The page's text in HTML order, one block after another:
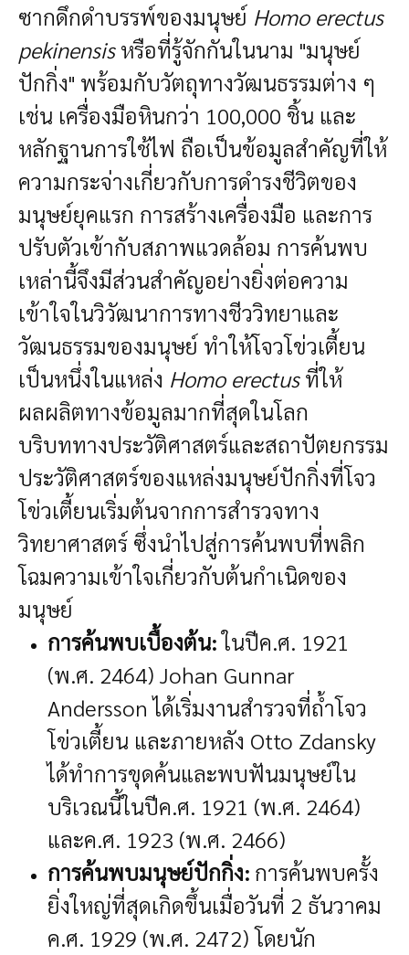
ซากดึกดำบรรพ์ของมนุษย์ Homo erectus
pekinensisหรือที่รู้จักกันในนาม "มนุษย์
ปักกิ่ง" พร้อมกับวัตถุทางวัฒนธรรมต่าง ๆ
เช่น เครื่องมือหินกว่า 100,000 ชิ้น และ
หลักฐานการใช้ไฟ ถือเป็นข้อมูลสำคัญที่ให้
ความกระจ่างเกี่ยวกับการดำรงชีวิตของ
มนุษย์ยุคแรก การสร้างเครื่องมือ และการ
ปรับตัวเข้ากับสภาพแวดล้อม การค้นพบ
เหล่านี้จึงมีส่วนสำคัญอย่างยิ่งต่อความ
เข้าใจในวิวัฒนาการทางชีววิทยาและ
วัฒนธรรมของมนุษย์ ทำให้โจวโข่วเตี้ยน
เป็นหนึ่งในแหล่ง Homo erectusที่ให้
ผลผลิตทางข้อมูลมากที่สุดในโลก
บริบททางประวัติศาสตร์และสถาปัตยกรรม
ประวัติศาสตร์ของแหล่งมนุษย์ปักกิ่งที่โจว
โข่วเตี้ยนเริ่มต้นจากการสำรวจทาง
วิทยาศาสตร์ ซึ่งนำไปสู่การค้นพบที่พลิก
โฉมความเข้าใจเกี่ยวกับต้นกำเนิดของ
มนุษย์
การค้นพบเบื้องต้น:ในปีค.ศ. 1921
(พ.ศ. 2464) Johan Gunnar
Andersson ได้เริ่มงานสำรวจที่ถ้ำโจว
โข่วเตี้ยน และภายหลัง Otto Zdansky
ได้ทำการขุดค้นและพบฟันมนุษย์ใน
บริเวณนี้ในปีค.ศ. 1921 (พ.ศ. 2464)
และค.ศ. 1923 (พ.ศ. 2466)
การค้นพบมนุษย์ปักกิ่ง: การค้นพบครั้ง
ยิ่งใหญ่ที่สุดเกิดขึ้นเมื่อวันที่ 2 ธันวาคม
ค.ศ. 1929 (พ.ศ. 2472) โดยนัก